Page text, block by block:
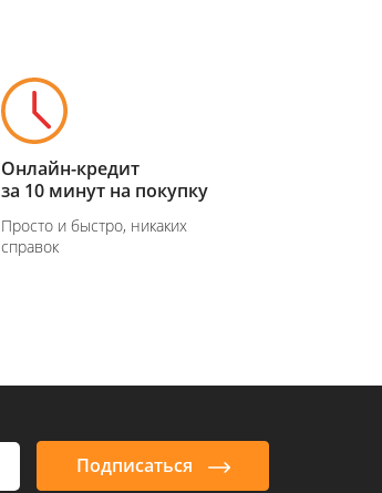
Онлайн-кредит
за 10 минут на покупку
Просто и быстро, никаких
справок
Подписаться